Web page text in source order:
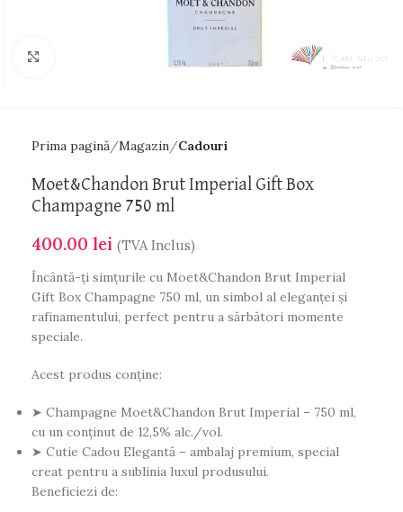
Faceți click pentru a mări
Prima pagină Magazin Cadouri
Moet&Chandon Brut Imperial Gift Box
Champagne 750 ml
400.00 lei (TVA Inclus)
Încântă-ți simțurile cu Moet&Chandon Brut Imperial
Gift Box Champagne 750 ml, un simbol al eleganței și
rafinamentului, perfect pentru a sărbători momente
speciale.
Acest produs conține:
➤ Champagne Moet&Chandon Brut Imperial – 750 ml,
cu un conținut de 12,5% alc./vol.
➤ Cutie Cadou Elegantă – ambalaj premium, special
creat pentru a sublinia luxul produsului.
Beneficiezi de: